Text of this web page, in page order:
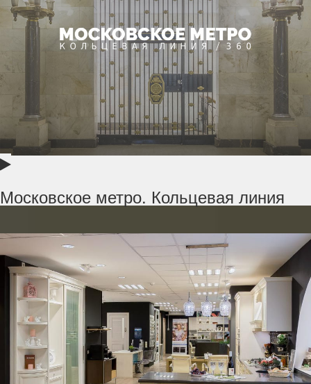
Московское метро. Кольцевая линия